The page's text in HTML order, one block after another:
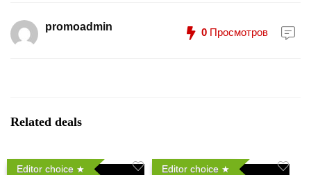
promoadmin 0 Просмотров
Related deals
Editor choice Editor choice